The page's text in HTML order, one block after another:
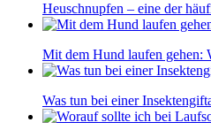
Heuschnupfen – eine der
Mit dem Hund laufen gehen:
Was tun bei einer